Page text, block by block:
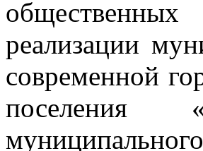
реализации
современной
поселения